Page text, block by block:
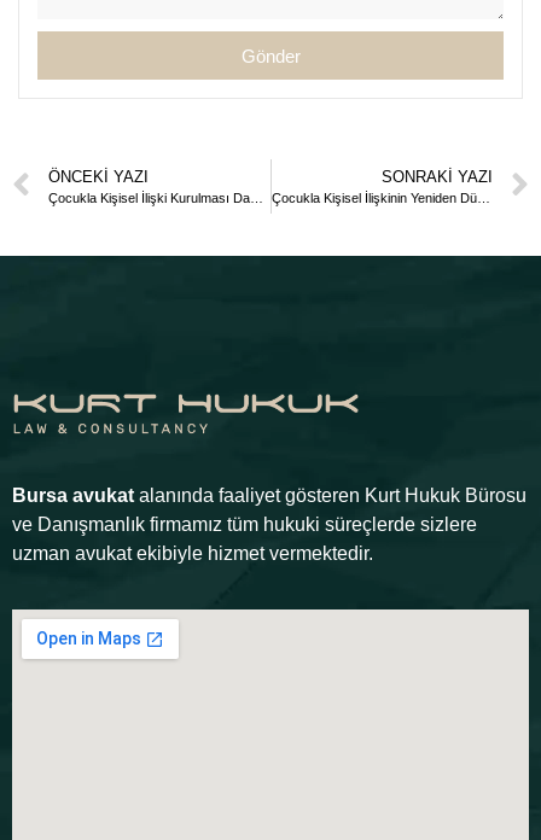
Gönder
ÖNCEKI YAZI SONRAKI YAZI
Çocukla Kişisel İlişkinin Yeniden Düzenlenmesi Davası Dilekçesi
Bursa avukat alanında faaliyet gösteren Kurt Hukuk Bürosu
ve Danışmanlık firmamız tüm hukuki süreçlerde sizlere
uzman avukat ekibiyle hizmet vermektedir.